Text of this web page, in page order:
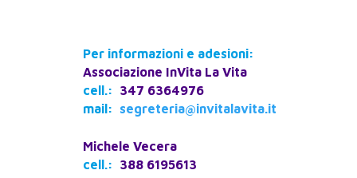
Per informazioni e adesioni:
Associazione InVita La Vita
cell.: 347 6364976
mail:
segreteria@invitalavita.it
Michele Vecera
cell.: 388 6195613